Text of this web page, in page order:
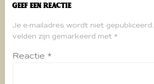
Geef een reactie
Je e-mailadres wordt niet gepubliceerd.
velden zijn gemarkeerd met *
Reactie *